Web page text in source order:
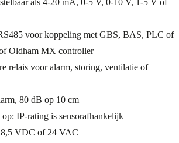
als 4-20 mA, 0-5 V, 0-10 V, 1-5 V of
voor koppeling met GBS, BAS, PLC of
Oldham MX controller
relais voor alarm, storing, ventilatie of
80 dB op 10 cm
IP-rating is sensorafhankelijk
VDC of 24 VAC